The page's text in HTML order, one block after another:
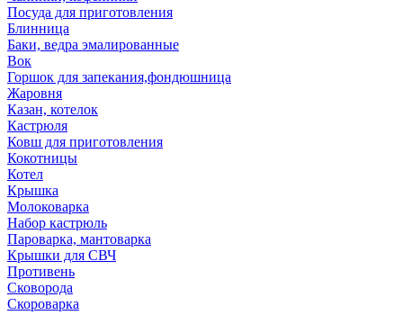
Посуда для приготовления
Блинница
Баки, ведра эмалированные
Вок
Горшок для запекания,фондюшница
Жаровня
Казан, котелок
Кастрюля
Ковш для приготовления
Кокотницы
Котел
Крышка
Молоковарка
Набор кастрюль
Пароварка, мантоварка
Крышки для СВЧ
Противень
Сковорода
Скороварка